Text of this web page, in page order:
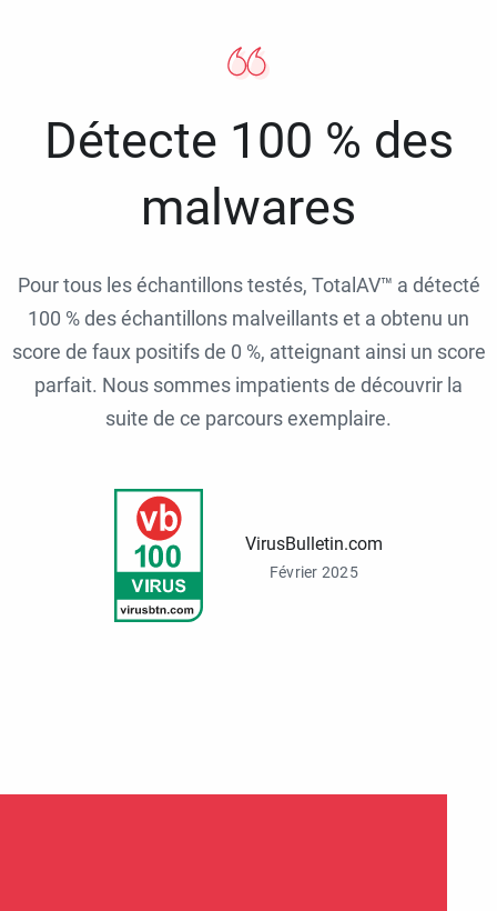
Détecte 100 % des
malwares
Pour tous les échantillons testés, TotalAV™ a détecté
100 % des échantillons malveillants et a obtenu un
score de faux positifs de 0 %, atteignant ainsi un score
parfait. Nous sommes impatients de découvrir la
suite de ce parcours exemplaire.
VirusBulletin.com
Février 2025